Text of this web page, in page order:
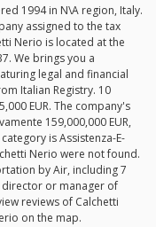
1994 in N\A region, Italy.
assigned to the tax
Nerio is located at the
We brings you a
legal and financial
Italian Registry. 10
EUR. The company's
159,000,000 EUR,
is Assistenza-E-
Nerio were not found.
by Air, including 7
or manager of
reviews of Calchetti
on the map.